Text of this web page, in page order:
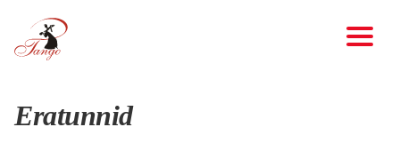
Eratunnid